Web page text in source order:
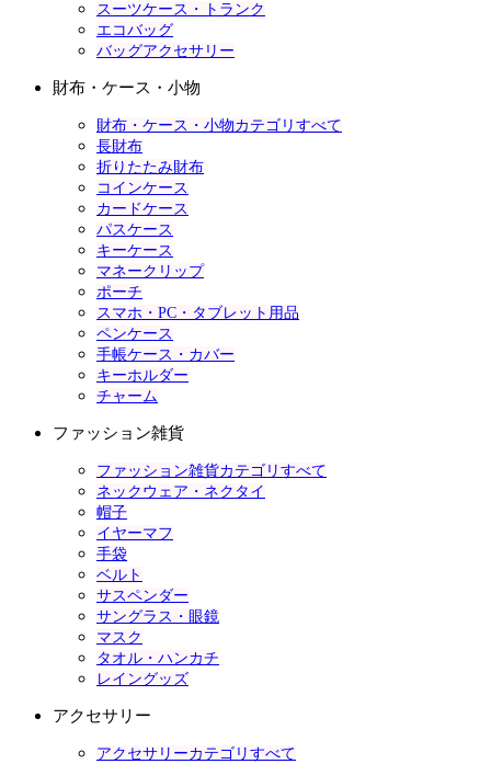
スーツケース・トランク
エコバッグ
バッグアクセサリー
財布・ケース・小物
財布・ケース・小物カテゴリすべて
長財布
折りたたみ財布
コインケース
カードケース
パスケース
キーケース
マネークリップ
ポーチ
スマホ・PC・タブレット用品
ペンケース
手帳ケース・カバー
キーホルダー
チャーム
ファッション雑貨
ファッション雑貨カテゴリすべて
ネックウェア・ネクタイ
帽子
イヤーマフ
手袋
ベルト
サスペンダー
サングラス・眼鏡
マスク
タオル・ハンカチ
レイングッズ
アクセサリー
アクセサリーカテゴリすべて